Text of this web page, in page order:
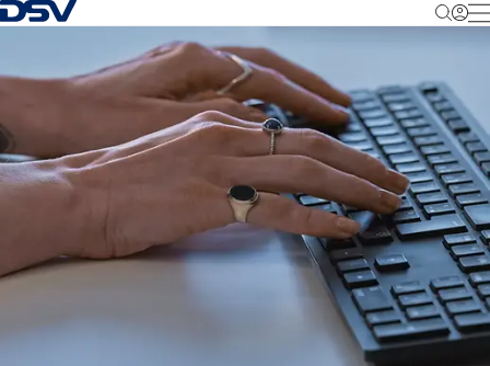
Retour à la page d'accueil